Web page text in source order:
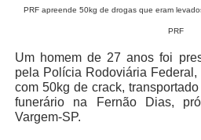
PRF apreende 50kg de drogas que eram
PRF
Um homem de 27 anos foi
pela Polícia Rodoviária Federal,
com 50kg de crack,
funerário na Fernão Dias,
Vargem-SP.